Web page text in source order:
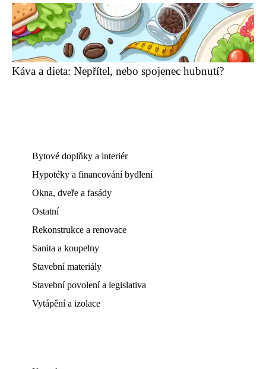
Káva a dieta: Nepřítel, nebo spojenec hubnutí?
Bytové doplňky a interiér
Hypotéky a financování bydlení
Okna, dveře a fasády
Ostatní
Rekonstrukce a renovace
Sanita a koupelny
Stavební materiály
Stavební povolení a legislativa
Vytápění a izolace